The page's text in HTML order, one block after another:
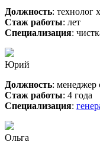
Должность: технолог
Стаж работы: лет
Специализация:
Юрий
Должность: менеджер
Стаж работы: 4 года
Специализация:
Ольга